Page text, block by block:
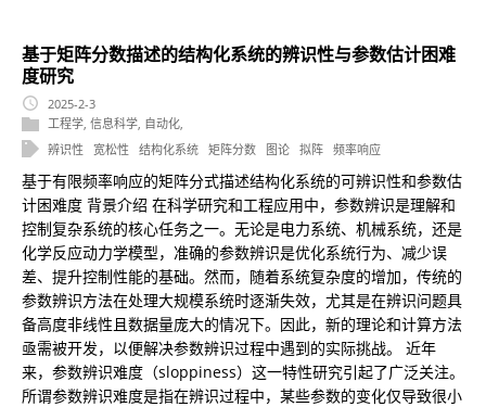
基于矩阵分数描述的结构化系统的辨识性与参数估计困难
度研究
2025-2-3
工程学, 信息科学, 自动化,
辨识性
宽松性 结构化系统 矩阵分数 图论 拟阵 频率响应
基于有限频率响应的矩阵分式描述结构化系统的可辨识性和参数估
计困难度 背景介绍 在科学研究和工程应用中，参数辨识是理解和
控制复杂系统的核心任务之一。无论是电力系统、机械系统，还是
化学反应动力学模型，准确的参数辨识是优化系统行为、减少误
差、提升控制性能的基础。然而，随着系统复杂度的增加，传统的
参数辨识方法在处理大规模系统时逐渐失效，尤其是在辨识问题具
备高度非线性且数据量庞大的情况下。因此，新的理论和计算方法
亟需被开发，以便解决参数辨识过程中遇到的实际挑战。 近年
来，参数辨识难度（sloppiness）这一特性研究引起了广泛关注。
所谓参数辨识难度是指在辨识过程中，某些参数的变化仅导致很小